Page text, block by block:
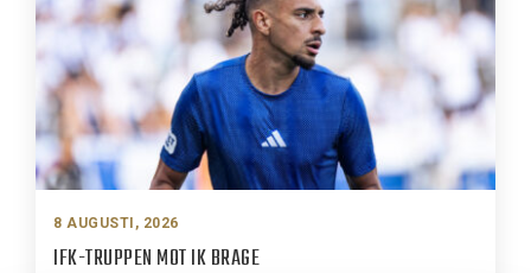
8 AUGUSTI, 2026
IFK-TRUPPEN MOT IK BRAGE